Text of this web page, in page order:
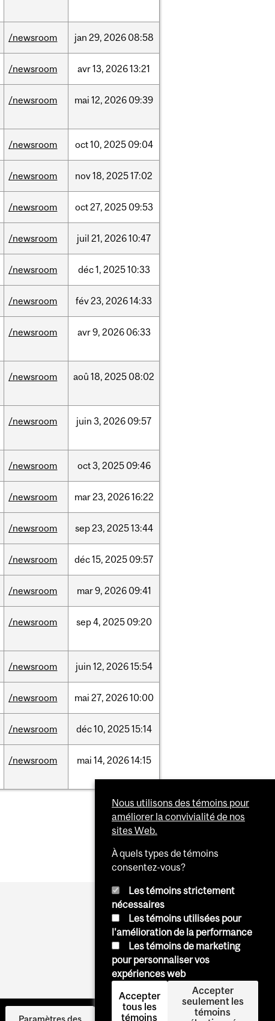
/newsroom jan 29, 2026 08:58
/newsroom avr13, 202613:21
/newsroom mai 12, 2026 09:39
/newsroom oct10, 2025 09:04
/newsroom nov18, 202517:02
/newsroom oct27, 2025 09:53
/newsroom juil 21, 202610:47
/newsroom déc1, 202510:33
/newsroom fév23, 202614:33
/newsroom avr9, 2026 06:33
/newsroom aoû 18, 2025 08:02
/newsroom juin 3, 2026 09:57
/newsroom oct3, 2025 09:46
/newsroom mar23, 202616:22
/newsroom sep23, 202513:44
/newsroom déc15, 2025 09:57
/newsroom mar9, 2026 09:41
/newsroom sep4, 2025 09:20
/newsroom juin 12, 202615:54
/newsroom mai 27, 202610:00
/newsroom déc10, 202515:14
/newsroom mai 14, 202614:15
Paramètres des Se
Nous utilisons des témoins pour
améliorer la convivialité de nos
sites Web.
À quels types de témoins
consentez-vous?
Les témoins strictement
nécessaires
Les témoins utilisées pour
l'amélioration de la performance
Les témoins de marketing
pour personnaliser vos
expériences web
Accepter
tous les
témoins
Accepter
seulement les
témoins